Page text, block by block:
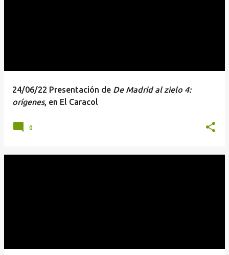
24/06/22 Presentación de De Madrid al zielo 4:
orígenes, en El Caracol
0